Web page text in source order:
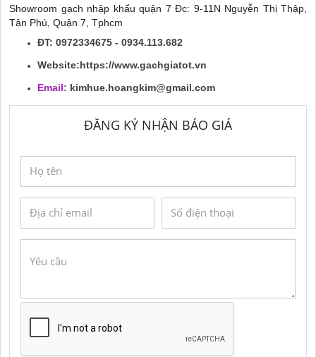
Showroom gạch nhập khẩu quận 7 Đc: 9-11N Nguyễn Thị Thập,
Tân Phú, Quận 7, Tphcm
ĐT: 0972334675 - 0934.113.682
Website:https://www.gachgiatot.vn
Email: kimhue.hoangkim@gmail.com
ĐĂNG KÝ NHẬN BÁO GIÁ